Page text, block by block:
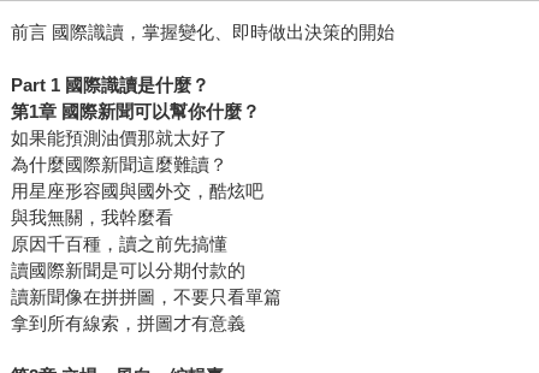
前言 國際識讀，掌握變化、即時做出決策的開始
Part 1 國際識讀是什麼？
第1章 國際新聞可以幫你什麼？
如果能預測油價那就太好了
為什麼國際新聞這麼難讀？
用星座形容國與國外交，酷炫吧
與我無關，我幹麼看
原因千百種，讀之前先搞懂
讀國際新聞是可以分期付款的
讀新聞像在拼拼圖，不要只看單篇
拿到所有線索，拼圖才有意義